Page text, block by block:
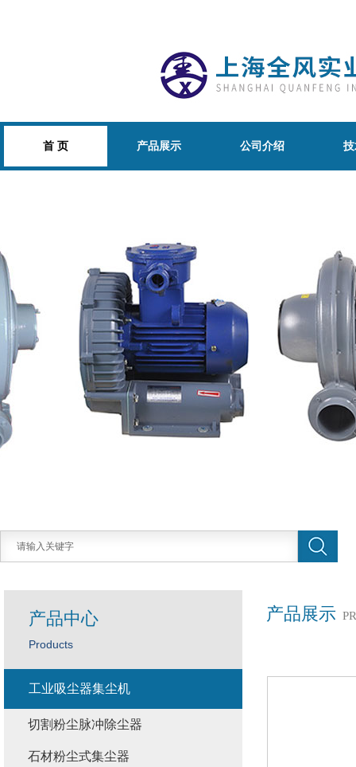
首 页 产品展示 公司介绍
产品展示
产品中心
Products
工业吸尘器集尘机
切割粉尘脉冲除尘器
石材粉尘式集尘器